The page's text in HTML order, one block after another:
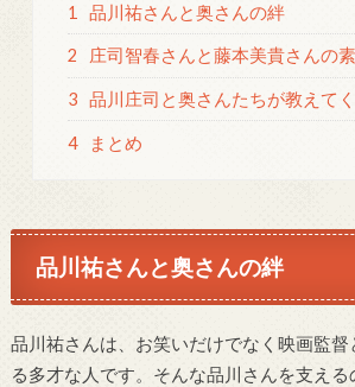
1 品川祐さんと奥さんの絆
2 庄司智春さんと藤本美貴さんの
3 品川庄司と奥さんたちが教えて
4 まとめ
品川祐さんと奥さんの絆
品川祐さんは、お笑いだけでなく映画監
る多才な人です。そんな品川さんを支える